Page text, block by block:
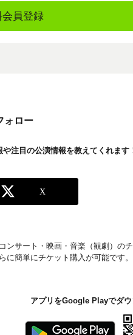
会員登録
ォロー
注目の公演情報を教えてくれます
ンサート・映画・音楽（観劇）の
簡単にチケット購入が可能です
アプリをGoogle Playでダウ